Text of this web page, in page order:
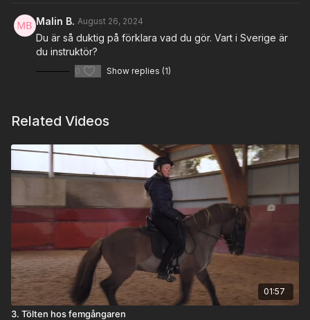
Malin B. August 26, 2024
Du är så duktig på förklara vad du gör. Vart i Sverige är
du instruktör?
0 Show replies (1)
Related Videos
01:57
3. Tölten hos femgångaren